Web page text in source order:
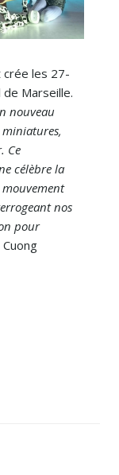
crée les 27-
Marseille.
nouveau
Ce
célèbre la
nos
pour
Cuong